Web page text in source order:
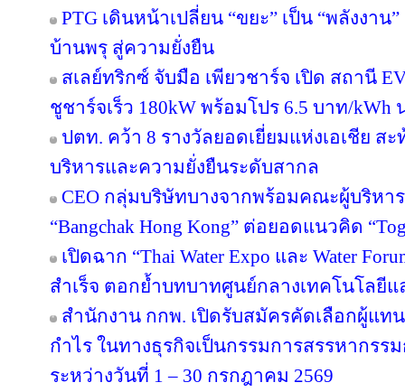
PTG เดินหน้าเปลี่ยน “ขยะ” เป็น “พลังง
บ้านพรุ สู่ความยั่งยืน
สเลย์ทริกซ์ จับมือ เพียวชาร์จ เปิด สถานี
ชูชาร์จเร็ว 180kW พร้อมโปร 6.5 บาท/kWh
ปตท. คว้า 8 รางวัลยอดเยี่ยมแห่งเอเชีย
บริหารและความยั่งยืนระดับสากล
CEO กลุ่มบริษัทบางจากพร้อมคณะผู้บริหา
“Bangchak Hong Kong” ต่อยอดแนวคิด
เปิดฉาก “Thai Water Expo และ Water
สำเร็จ ตอกย้ำบทบาทศูนย์กลางเทคโนโล
สำนักงาน กกพ. เปิดรับสมัครคัดเลือกผู้แท
กำไร ในทางธุรกิจเป็นกรรมการสรรหากรร
ระหว่างวันที่ 1 – 30 กรกฎาคม 2569